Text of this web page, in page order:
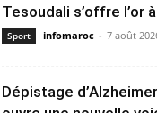
Tesoudali s’offre l’or
Sport infomaroc - 7 août
Dépistage